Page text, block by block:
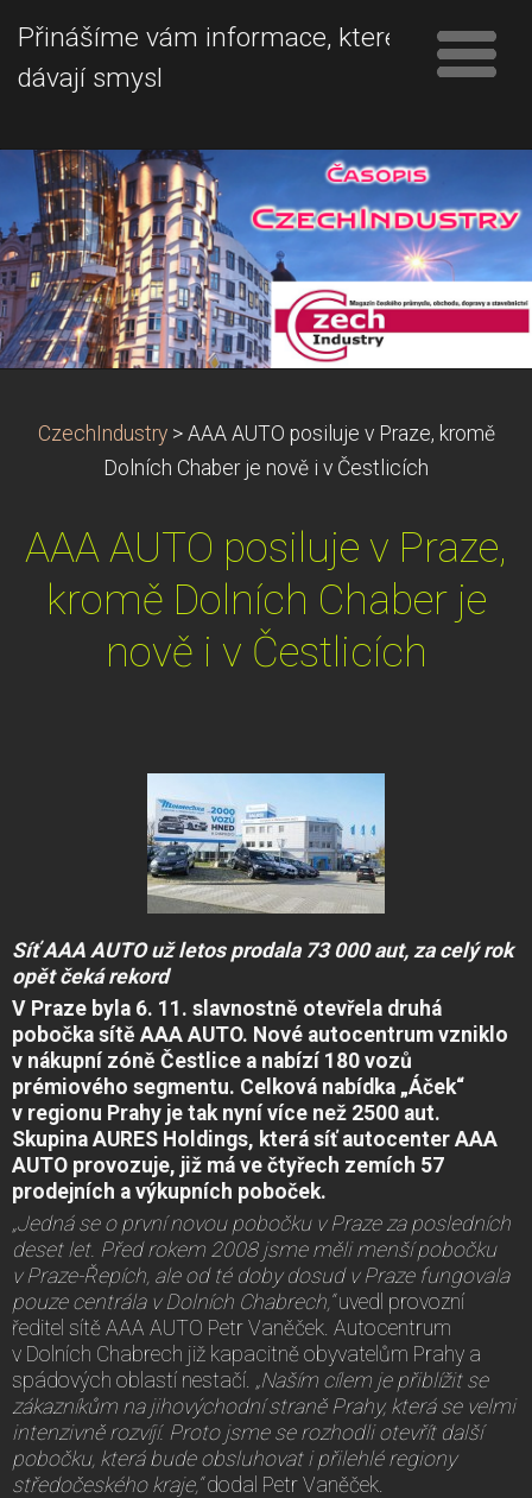
Přinášíme vám informace, které
dávají smysl
CzechIndustry > AAA AUTO posiluje v Praze, kromě
Dolních Chaber je nově i v Čestlicích
AAA AUTO posiluje v Praze,
kromě Dolních Chaber je
nově i v Čestlicích
Síť AAA AUTO už letos prodala 73 000 aut, za celý rok
opět čeká rekord
V Praze byla 6. 11. slavnostně otevřela druhá
pobočka sítě AAA AUTO. Nové autocentrum vzniklo
v nákupní zóně Čestlice a nabízí 180 vozů
prémiového segmentu. Celková nabídka „Áček“
v regionu Prahy je tak nyní více než 2500 aut.
Skupina AURES Holdings, která síť autocenter AAA
AUTO provozuje, již má ve čtyřech zemích 57
prodejních a výkupních poboček.
„Jedná se o první novou pobočku v Praze za posledních
deset let. Před rokem 2008 jsme měli menší pobočku
v Praze-Řepích, ale od té doby dosud v Praze fungovala
pouze centrála v Dolních Chabrech,“uvedl provozní
ředitel sítě AAA AUTO Petr Vaněček. Autocentrum
v Dolních Chabrech již kapacitně obyvatelům Prahy a
spádových oblastí nestačí. „Naším cílem je přiblížit se
zákazníkům na jihovýchodní straně Prahy, která se velmi
intenzivně rozvíjí. Proto jsme se rozhodli otevřít další
pobočku, která bude obsluhovat i přilehlé regiony
středočeského kraje,“dodal Petr Vaněček.